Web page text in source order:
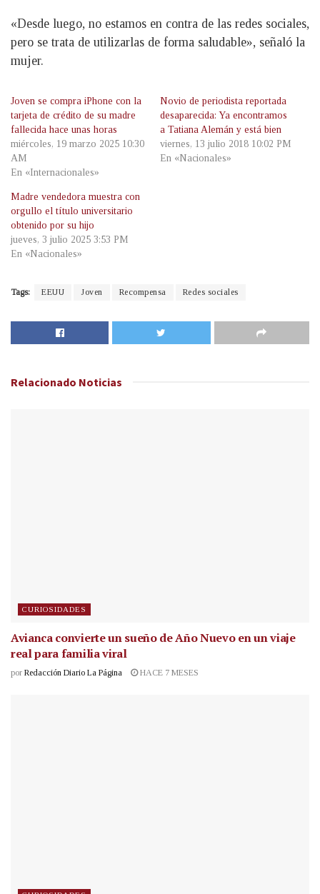
«Desde luego, no estamos en contra de las redes sociales,
pero se trata de utilizarlas de forma saludable», señaló la
mujer.
Joven se compra iPhone con la
tarjeta de crédito de su madre
fallecida hace unas horas
miércoles, 19 marzo 2025 10:30
AM
En «Internacionales»
Novio de periodista reportada
desaparecida: Ya encontramos
a Tatiana Alemán y está bien
viernes, 13 julio 2018 10:02 PM
En «Nacionales»
Madre vendedora muestra con
orgullo el título universitario
obtenido por su hijo
jueves, 3 julio 2025 3:53 PM
En «Nacionales»
Tags: EEUU Joven Recompensa Redes sociales
Relacionado Noticias
CURIOSIDADES
Avianca convierte un sueño de Año Nuevo en un viaje
real para familia viral
por Redacción Diario La Página HACE 7 MESES